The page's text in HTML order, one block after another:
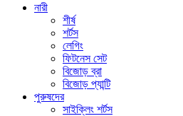
নারী
শীর্ষ
শর্টস
লেগিং
ফিটনেস সেট
বিজোড় ব্রা
বিজোড় প্যান্টি
পুরুষদের
সাইক্লিং শর্টস